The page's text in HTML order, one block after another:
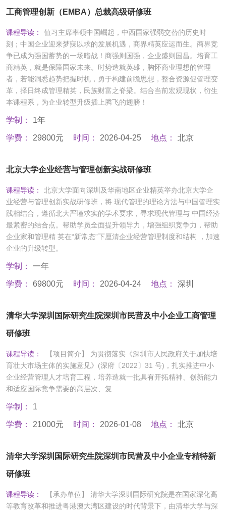
工商管理创新（EMBA）总裁高级研修班
课程导读：
值习主席率领中国崛起，中西国家强弱交替的历史时
刻；中国企业迎来梦寐以求的发展机遇，商界精英应运而生。商界竞
争已成为强国蓄势的一场暗战！商强则国强，企业盛则国昌。培育工
商精英，就是保障国家未来。时势造就英雄，胸怀商业理想的管理
者，若能洞悉趋势把握时机，勇于构建前瞻思想，整合资源促管理变
革，择日终成管理精英，民族财富之脊梁。结合当前宏观现状，衍生
本课程系，为企业转型升级插上腾飞的翅膀！
学制： 1年
学费： 29800元 时间： 2026-04-25 地点： 北京
北京大学企业经营与管理创新实战研修班
课程导读：
北京大学面向深圳及华南地区企业精英举办北京大学企
业经营与管理创新实战研修班，将 现代管理的理论方法与中国管理实
践相结合，遵循北大严谨求实的学术要求，寻求现代管理与 中国经济
最紧密的结合点。帮助学员全面提升领导力，增强组织竞争力，帮助
企业家和管理精 英在“新常态”下厘清企业经营管理制度和结构 ，加速
企业的升级转型。
学制： 一年
学费： 69800元 时间： 2026-04-24 地点： 深圳
清华大学深圳国际研究生院深圳市民营及中小企业工商管理
研修班
课程导读：
【项目简介】 为贯彻落实《深圳市人民政府关于加快培
育壮大市场主体的实施意见》(深府〔2022〕31 号)，扎实推进中小
企业经营管理人才培育工程，培养造就一批具有开拓精神、创新能力
和适应国际竞争需要的高层次、复
学制： 1
学费： 21000元 时间： 2026-01-08 地点： 北京
清华大学深圳国际研究生院深圳市民营及中小企业专精特新
研修班
课程导读：
【承办单位】 清华大学深圳国际研究院是在国家深化高
等教育改革和推进粤港澳大湾区建设的时代背景下，由清华大学与深